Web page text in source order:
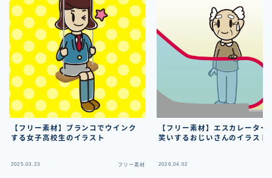
【フリー素材】ブランコでウインク
する女子高校生のイラスト
2025.03.23 フリー素材
【フリー素材】エスカレーター
笑いするおじいさんのイラスト
2026.04.02